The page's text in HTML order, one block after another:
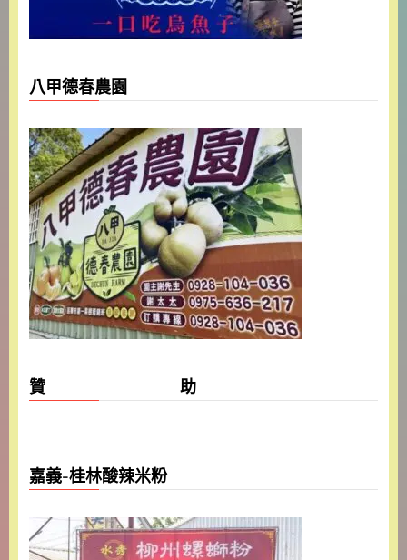
八甲德春農園
贊 助
嘉義-桂林酸辣米粉